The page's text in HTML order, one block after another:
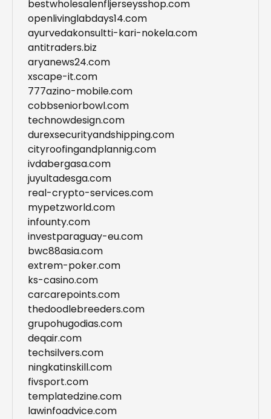
bestwholesalenfljerseysshop.com
openlivinglabdays14.com
ayurvedakonsultti-kari-nokela.com
antitraders.biz
aryanews24.com
xscape-it.com
777azino-mobile.com
cobbseniorbowl.com
technowdesign.com
durexsecurityandshipping.com
cityroofingandplannig.com
ivdabergasa.com
juyultadesga.com
real-crypto-services.com
mypetzworld.com
infounty.com
investparaguay-eu.com
bwc88asia.com
extrem-poker.com
ks-casino.com
carcarepoints.com
thedoodlebreeders.com
grupohugodias.com
deqair.com
techsilvers.com
ningkatinskill.com
fivsport.com
templatedzine.com
lawinfoadvice.com